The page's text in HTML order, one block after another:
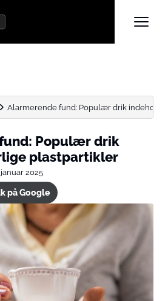
Alarmerende fund: Populær drik
Populær drik
plastpartikler
januar 2025
på Google